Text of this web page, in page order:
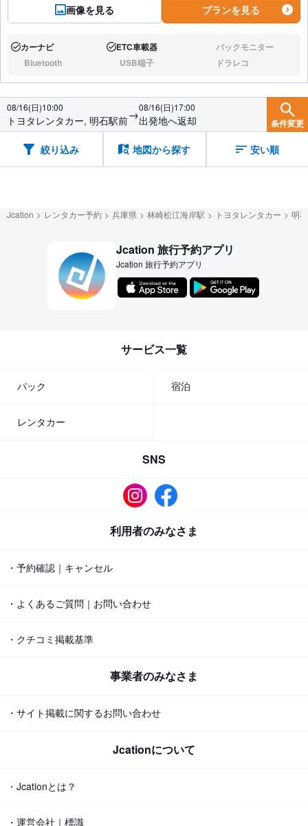
画像を見る プランを見る
あり:カーナビ あり:ETC車載器 なし:バックモニター
なし:Bluetooth なし:USB端子 なし:ドラレコ
08/16(日)10:00
トヨタレンタカー, 明石駅前→08/16(日)17:00
出発地へ返却 条件変更
絞り込み 地図から探す 安い順
Jcation レンタカー予約 兵庫県 林崎松江海岸駅 トヨタレンタカー 明
Jcation 旅行予約アプリ
Jcation 旅行予約アプリ
サービス一覧
パック 宿泊
レンタカー
SNS
利用者のみなさま
・予約確認｜キャンセル
・よくあるご質問｜お問い合わせ
・クチコミ掲載基準
事業者のみなさま
・サイト掲載に関するお問い合わせ
Jcationについて
・Jcationとは？
・運営会社｜標識